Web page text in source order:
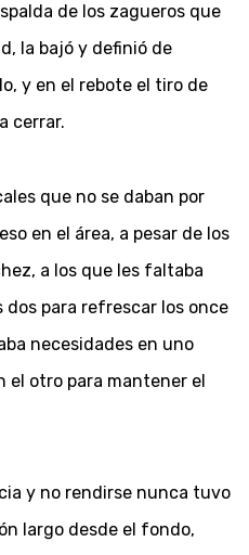
de los zagueros que
la bajó y definió de
y en el rebote el tiro de
cerrar.
que no se daban por
en el área, a pesar de los
a los que les faltaba
dos para refrescar los once
necesidades en uno
el otro para mantener el
y no rendirse nunca tuvo
largo desde el fondo,